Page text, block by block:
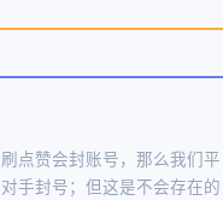
点赞会封账号，那么我们平
手封号；但这是不会存在的